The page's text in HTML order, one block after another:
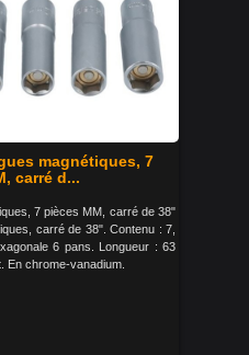
magnétiques, 7
carré d...
7 pièces MM, carré de 38"
carré de 38". Contenu : 7,
6 pans. Longueur : 63
En chrome-vanadium.